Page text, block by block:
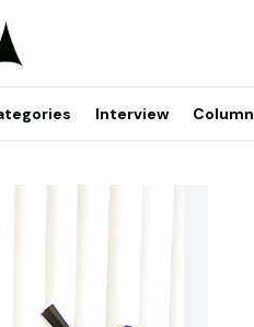
Interview Column